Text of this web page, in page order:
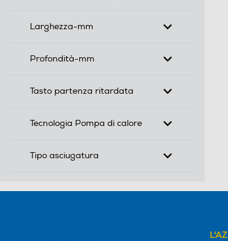
Larghezza-mm
Profondità-mm
Tasto partenza ritardata
Tecnologia Pompa di calore
Tipo asciugatura